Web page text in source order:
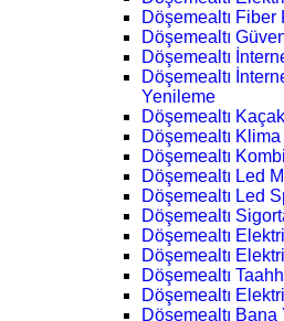
Döşemealtı
Döşemealtı
Döşemealtı
Döşemealtı
Yenileme
Döşemealtı Kaçak
Döşemealtı Klima
Döşemealtı
Döşemealtı Led
Döşemealtı Led
Döşemealtı
Döşemealtı
Döşemealtı
Döşemealtı
Döşemealtı
Döşemealtı Bana